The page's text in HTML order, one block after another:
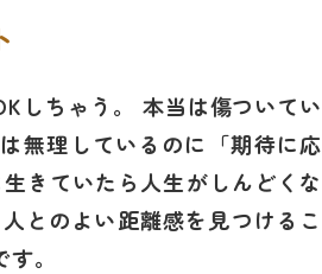
しちゃう。 本当は傷ついてい
無理しているのに「期待に応
きていたら人生がしんどくな
とのよい距離感を見つけるこ
。